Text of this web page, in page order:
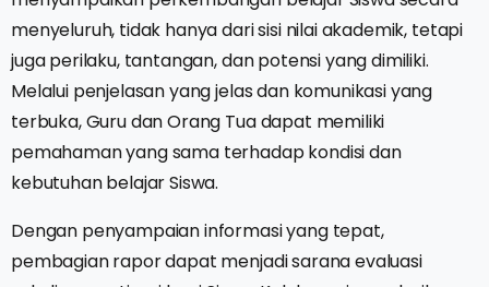
menyeluruh, tidak hanya dari sisi nilai akademik, tetapi
juga perilaku, tantangan, dan potensi yang dimiliki.
Melalui penjelasan yang jelas dan komunikasi yang
terbuka, Guru dan Orang Tua dapat memiliki
pemahaman yang sama terhadap kondisi dan
kebutuhan belajar Siswa.
Dengan penyampaian informasi yang tepat,
pembagian rapor dapat menjadi sarana evaluasi